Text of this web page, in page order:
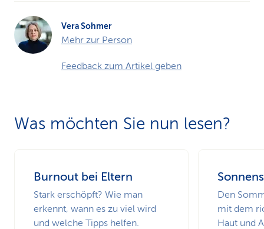
Vera Sohmer
Mehr zur Person
Feedback zum Artikel geben
Was möchten Sie nun lesen?
Burnout bei Eltern
Stark erschöpft? Wie man
erkennt, wann es zu viel wird
und welche Tipps helfen.
Den
mit dem
Haut und